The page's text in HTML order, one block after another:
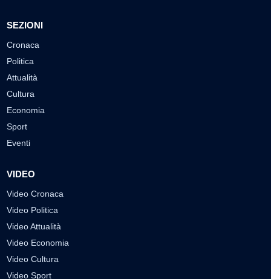
SEZIONI
Cronaca
Politica
Attualità
Cultura
Economia
Sport
Eventi
VIDEO
Video Cronaca
Video Politica
Video Attualità
Video Economia
Video Cultura
Video Sport